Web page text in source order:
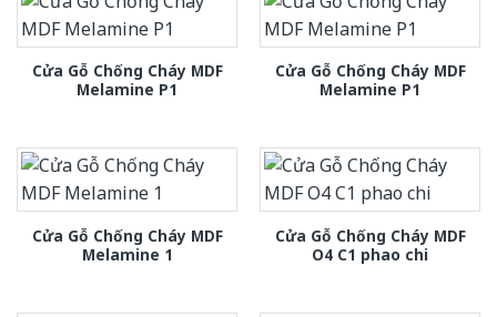
Cửa Gỗ Chống Cháy MDF
Melamine P1
Cửa Gỗ Chống Cháy MDF
Melamine P1
Cửa Gỗ Chống Cháy MDF
Melamine 1
Cửa Gỗ Chống Cháy MDF
O4 C1 phao chi